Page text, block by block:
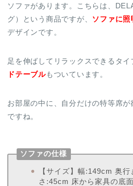
ソファがあります。こちらは、
グ）という商品ですが、 ソファに照
デザインです。
足を伸ばしてリラックスできるタ
ドテーブルもついています。
お部屋の中に、自分だけの特等席が
ですね。
ソファの仕様
【サイズ】幅:149cm 奥
さ:45cm 床から家具の底